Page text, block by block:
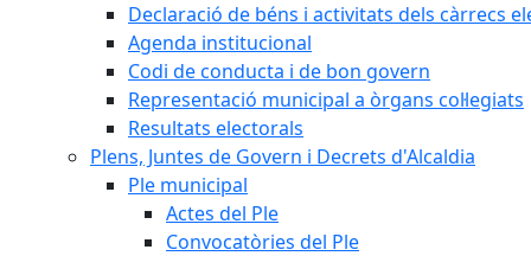
Declaració de béns i activitats dels càrrecs
Agenda institucional
Codi de conducta i de bon govern
Representació municipal a òrgans col·legiats
Resultats electorals
Plens, Juntes de Govern i Decrets d'Alcaldia
Ple municipal
Actes del Ple
Convocatòries del Ple